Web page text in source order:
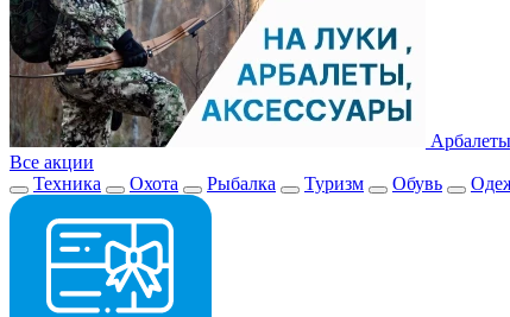
Все акции
Техника
Охота Рыбалка Туризм Обувь